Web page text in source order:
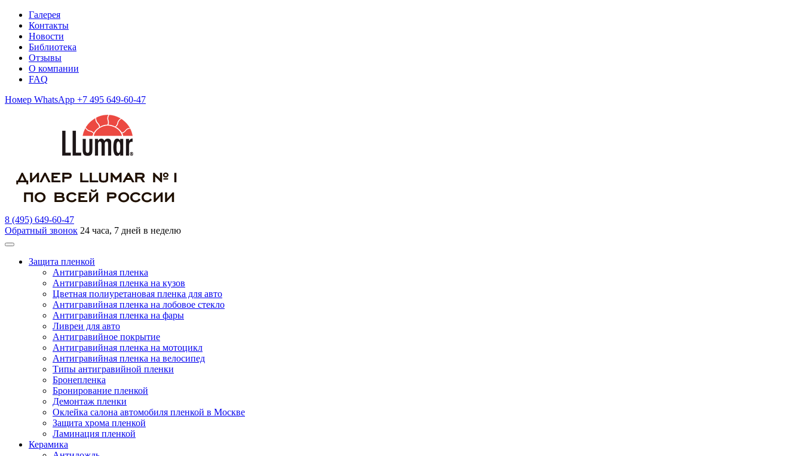
Галерея
Контакты
Новости
Библиотека
Отзывы
О компании
FAQ
Номер WhatsApp +7 495 649-60-47
8 (495) 649-60-47
Обратный звонок 24 часа, 7 дней в неделю
Защита пленкой
Антигравийная пленка
Антигравийная пленка на кузов
Цветная полиуретановая пленка для авто
Антигравийная пленка на лобовое стекло
Антигравийная пленка на фары
Ливреи для авто
Антигравийное покрытие
Антигравийная пленка на мотоцикл
Антигравийная пленка на велосипед
Типы антигравийной пленки
Бронепленка
Бронирование пленкой
Демонтаж пленки
Оклейка салона автомобиля пленкой в Москве
Защита хрома пленкой
Ламинация пленкой
Керамика